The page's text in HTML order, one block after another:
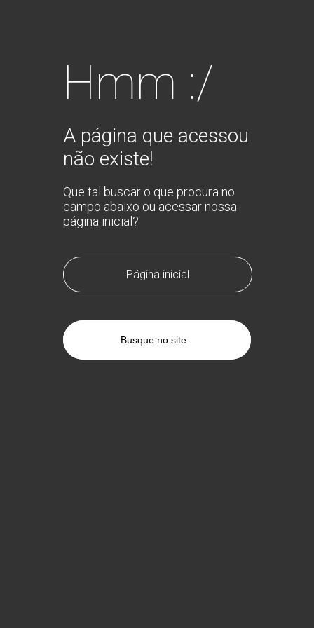
Hmm :/
A página que acessou
não existe!
Que tal buscar o que procura no
campo abaixo ou acessar nossa
página inicial?
Página inicial